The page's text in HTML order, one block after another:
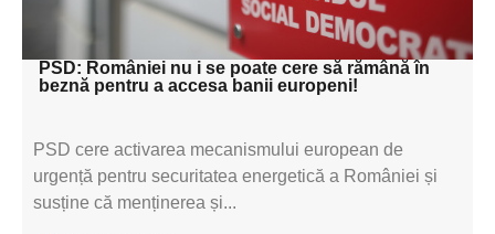
textul pentru subti
PSD: României nu i se poate cere să rămână în
beznă pentru a accesa banii europeni!
PSD cere activarea mecanismului european de
urgență pentru securitatea energetică a României și
susține că menținerea și...